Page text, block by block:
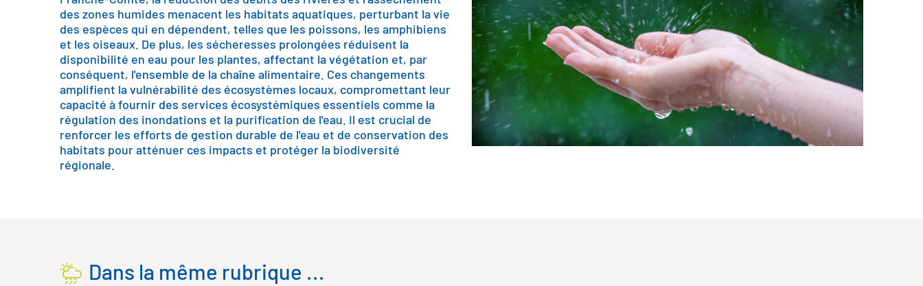
des zones humides menacent les habitats aquatiques, perturbant la vie
des espèces qui en dépendent, telles que les poissons, les amphibiens
et les oiseaux. De plus, les sécheresses prolongées réduisent la
disponibilité en eau pour les plantes, affectant la végétation et, par
conséquent, l'ensemble de la chaîne alimentaire. Ces changements
amplifient la vulnérabilité des écosystèmes locaux, compromettant leur
capacité à fournir des services écosystémiques essentiels comme la
régulation des inondations et la purification de l'eau. Il est crucial de
renforcer les efforts de gestion durable de l'eau et de conservation des
habitats pour atténuer ces impacts et protéger la biodiversité
régionale.
Dans la même rubrique ...